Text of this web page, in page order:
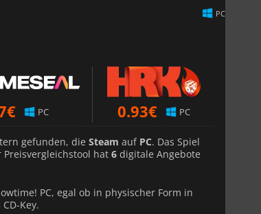
PC
€ PC 0.93€ PC
gefunden, die Steam auf PC. Das Spiel
hat 6 digitale Angebote
PC, egal ob in physischer Form in
Key.